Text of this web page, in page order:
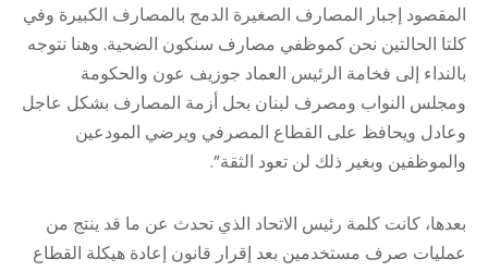
المقصود إجبار المصارف الصغيرة الدمج بالمصارف الكبيرة وفي
كلتا الحالتين نحن كموظفي مصارف سنكون الضحية. وهنا نتوجه
بالنداء إلى فخامة الرئيس العماد جوزيف عون والحكومة
ومجلس النواب ومصرف لبنان بحل أزمة المصارف بشكل عاجل
وعادل ويحافظ على القطاع المصرفي ويرضي المودعين
والموظفين وبغير ذلك لن تعود الثقة”.
بعدها، كانت كلمة رئيس الاتحاد الذي تحدث عن ما قد ينتج من
عمليات صرف مستخدمين بعد إقرار قانون إعادة هيكلة القطاع